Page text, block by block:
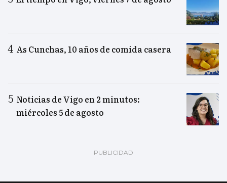
As Cunchas, 10 años de comida casera
Noticias de Vigo en 2 minutos:
miércoles 5 de agosto